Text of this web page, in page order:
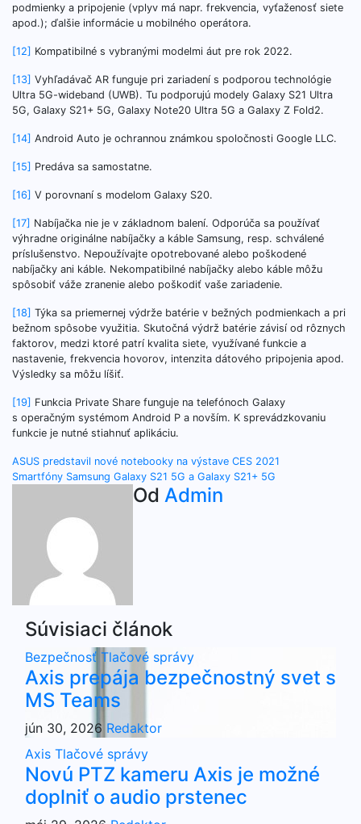
podmienky a pripojenie (vplyv má napr. frekvencia, vyťaženosť siete
apod.); ďalšie informácie u mobilného operátora.
[12] Kompatibilné s vybranými modelmi áut pre rok 2022.
[13] Vyhľadávač AR funguje pri zariadení s podporou technológie
Ultra 5G-wideband (UWB). Tu podporujú modely Galaxy S21 Ultra
5G, Galaxy S21+ 5G, Galaxy Note20 Ultra 5G a Galaxy Z Fold2.
[14] Android Auto je ochrannou známkou spoločnosti Google LLC.
[15] Predáva sa samostatne.
[16] V porovnaní s modelom Galaxy S20.
[17] Nabíjačka nie je v základnom balení. Odporúča sa používať
výhradne originálne nabíjačky a káble Samsung, resp. schválené
príslušenstvo. Nepoužívajte opotrebované alebo poškodené
nabíjačky ani káble. Nekompatibilné nabíjačky alebo káble môžu
spôsobiť váže zranenie alebo poškodiť vaše zariadenie.
[18] Týka sa priemernej výdrže batérie v bežných podmienkach a pri
bežnom spôsobe využitia. Skutočná výdrž batérie závisí od rôznych
faktorov, medzi ktoré patrí kvalita siete, využívané funkcie a
nastavenie, frekvencia hovorov, intenzita dátového pripojenia apod.
Výsledky sa môžu líšiť.
[19] Funkcia Private Share funguje na telefónoch Galaxy
s operačným systémom Android P a novším. K sprevádzkovaniu
funkcie je nutné stiahnuť aplikáciu.
Navigácia
článku
ASUS predstavil nové notebooky na výstave CES 2021
Smartfóny Samsung Galaxy S21 5G a Galaxy S21+ 5G
Od Admin
Súvisiaci článok
Bezpečnosť Tlačové správy
Axis prepája bezpečnostný svet s
MS Teams
jún 30, 2026 Redaktor
Axis Tlačové správy
Novú PTZ kameru Axis je možné
doplniť o audio prstenec